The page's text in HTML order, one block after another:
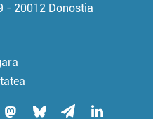
- 20012 Donostia